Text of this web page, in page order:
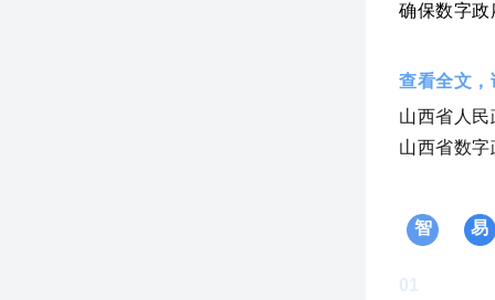
确保数字
查看全文
山西省人
山西省数
智 易
01